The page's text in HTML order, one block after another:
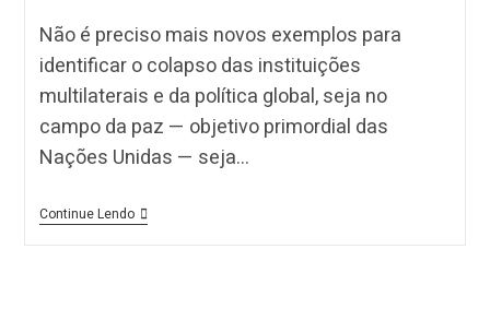
Não é preciso mais novos exemplos para
identificar o colapso das instituições
multilaterais e da política global, seja no
campo da paz — objetivo primordial das
Nações Unidas — seja…
Continue Lendo